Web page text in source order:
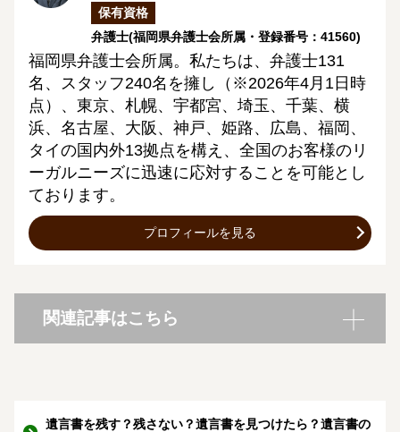
保有資格
弁護士(福岡県弁護士会所属・登録番号：41560)
福岡県弁護士会所属。私たちは、弁護士131
名、スタッフ240名を擁し（※2026年4月1日時
点）、東京、札幌、宇都宮、埼玉、千葉、横
浜、名古屋、大阪、神戸、姫路、広島、福岡、
タイの国内外13拠点を構え、全国のお客様のリ
ーガルニーズに迅速に応対することを可能とし
ております。
プロフィールを見る
関連記事はこちら
遺言書を残す？残さない？遺言書を見つけたら？遺言書の